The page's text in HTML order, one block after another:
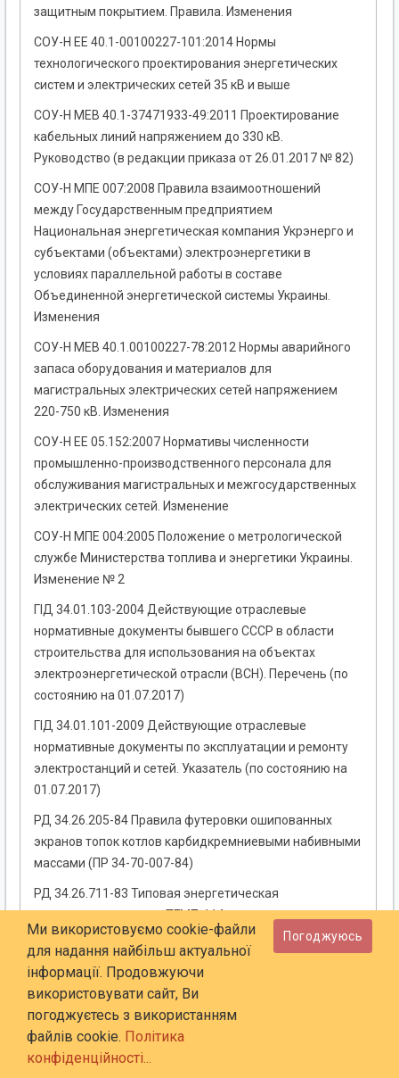
защитным покрытием. Правила. Изменения
СОУ-Н ЕЕ 40.1-00100227-101:2014 Нормы
технологического проектирования энергетических
систем и электрических сетей 35 кВ и выше
СОУ-Н МЕВ 40.1-37471933-49:2011 Проектирование
кабельных линий напряжением до 330 кВ.
Руководство (в редакции приказа от 26.01.2017 № 82)
СОУ-Н МПЕ 007:2008 Правила взаимоотношений
между Государственным предприятием
Национальная энергетическая компания Укрэнерго и
субъектами (объектами) электроэнергетики в
условиях параллельной работы в составе
Объединенной энергетической системы Украины.
Изменения
СОУ-Н МЕВ 40.1.00100227-78:2012 Нормы аварийного
запаса оборудования и материалов для
магистральных электрических сетей напряжением
220-750 кВ. Изменения
СОУ-Н ЕЕ 05.152:2007 Нормативы численности
промышленно-производственного персонала для
обслуживания магистральных и межгосударственных
электрических сетей. Изменение
СОУ-Н МПЕ 004:2005 Положение о метрологической
службе Министерства топлива и энергетики Украины.
Изменение № 2
ГІД 34.01.103-2004 Действующие отраслевые
нормативные документы бывшего СССР в области
строительства для использования на объектах
электроэнергетической отрасли (ВСН). Перечень (по
состоянию на 01.07.2017)
ГІД 34.01.101-2009 Действующие отраслевые
нормативные документы по эксплуатации и ремонту
электростанций и сетей. Указатель (по состоянию на
01.07.2017)
РД 34.26.205-84 Правила футеровки ошипованных
экранов топок котлов карбидкремниевыми набивными
массами (ПР 34-70-007-84)
РД 34.26.711-83 Типовая энергетическая
характеристика котла ТГМП-114 при сжигании мазута
(ТХ 34-70-002-83)
СОУ-Н ЕЕ 27.507:2007 Системы
гидрозоложужелеотведения тепловых
электростанций. Типовая инструкция по эксплуатации
СОУ-Н ЕЕ 27.508:2007 Золожужелеотвалы тепловых
электростанций. Типовая инструкция по эксплуатации
Ми використовуємо cookie-файли
для надання найбільш актуальної
інформації. Продовжуючи
використовувати сайт, Ви
погоджуєтесь з використанням
файлів cookie. Політика
конфіденційності...
Погоджуюсь